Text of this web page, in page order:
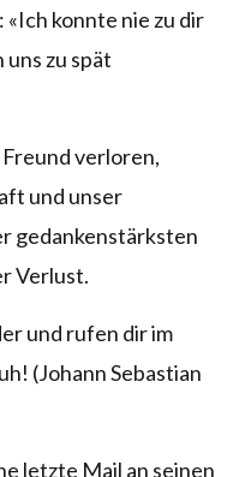
konnte nie zu dir
uns zu spät
verloren,
und unser
gedankenstärksten
Verlust.
und rufen dir im
(Johann Sebastian
letzte Mail an seinen